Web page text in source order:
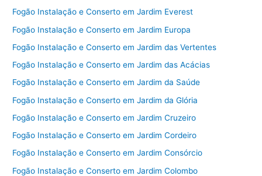
Fogão Instalação e Conserto em Jardim Everest
Fogão Instalação e Conserto em Jardim Europa
Fogão Instalação e Conserto em Jardim das Vertentes
Fogão Instalação e Conserto em Jardim das Acácias
Fogão Instalação e Conserto em Jardim da Saúde
Fogão Instalação e Conserto em Jardim da Glória
Fogão Instalação e Conserto em Jardim Cruzeiro
Fogão Instalação e Conserto em Jardim Cordeiro
Fogão Instalação e Conserto em Jardim Consórcio
Fogão Instalação e Conserto em Jardim Colombo